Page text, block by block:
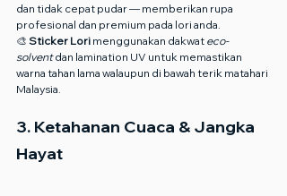
dan tidak cepat pudar — memberikan rupa
profesional dan premium pada lori anda.
🎨 Sticker Lori menggunakan dakwat eco-
solvent dan lamination UV untuk memastikan
warna tahan lama walaupun di bawah terik matahari
Malaysia.
3. Ketahanan Cuaca & Jangka
Hayat